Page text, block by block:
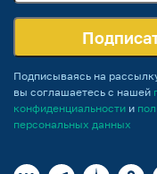
Подписываясь на
вы соглашаетесь с нашей
конфиденциальности и
персональных данных